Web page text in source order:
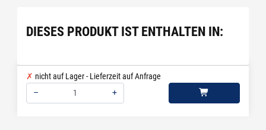
DIESES PRODUKT IST ENTHALTEN IN:
nicht auf Lager - Lieferzeit auf Anfrage
–
+